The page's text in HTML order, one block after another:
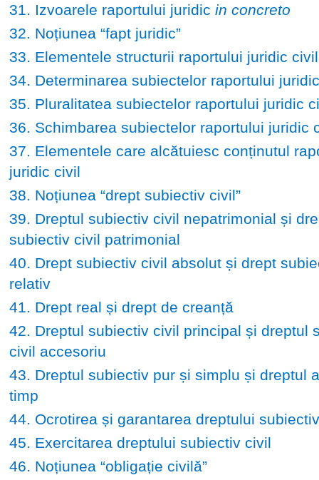
31. Izvoarele raportului juridic in concreto
32. Noțiunea “fapt juridic”
33. Elementele structurii raportului juridic civil
34. Determinarea subiectelor raportului
35. Pluralitatea subiectelor raportului juridic
36. Schimbarea subiectelor raportului juridic
37. Elementele care alcătuiesc conținutul
juridic civil
38. Noțiunea “drept subiectiv civil”
39. Dreptul subiectiv civil nepatrimonial și
subiectiv civil patrimonial
40. Drept subiectiv civil absolut și drept
relativ
41. Drept real și drept de creanță
42. Dreptul subiectiv civil principal și dreptul
civil accesoriu
43. Dreptul subiectiv pur și simplu și dreptul
timp
44. Ocrotirea și garantarea dreptului
45. Exercitarea dreptului subiectiv civil
46. Noțiunea “obligație civilă”